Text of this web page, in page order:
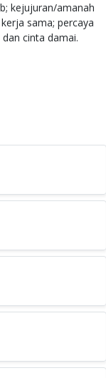
kejujuran/amanah
sama; percaya
cinta damai.